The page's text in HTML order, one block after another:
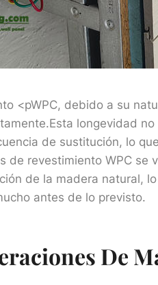
<pWPC, debido a su
longevidad
de sustitución, lo
de revestimiento WPC se
de la madera natural,
antes de lo previsto.
De